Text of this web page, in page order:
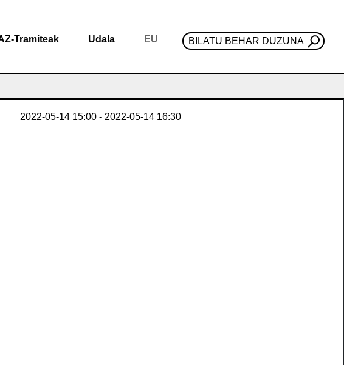
Tramiteak Udala EU BILATU BEHAR DUZUNA
2022-05-14 15:00 - 2022-05-14 16:30